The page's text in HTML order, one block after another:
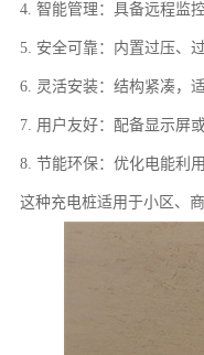
4. 智能管理：具备远程监
5. 安全可靠：内置过压、
6. 灵活安装：结构紧凑，
7. 用户友好：配备显示屏
8. 节能环保：优化电能利
这种充电桩适用于小区、